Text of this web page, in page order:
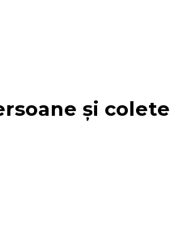
și colete